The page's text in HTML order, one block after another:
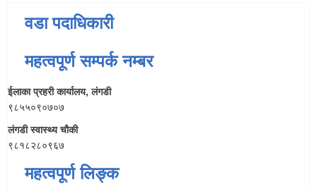
वडा पदाधिकारी
महत्वपूर्ण सम्पर्क नम्बर
ईलाका प्रहरी कार्यालय, लंगडी
९८५५०९०७०७
लंगडी स्वास्थ्य चौकी
९८१८२८०९६७
महत्वपूर्ण लिङ्क